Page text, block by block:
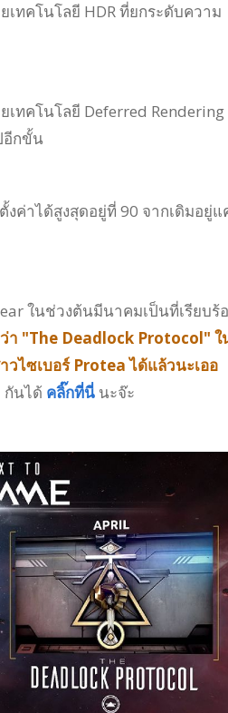
ทคโนโลยี HDR ที่ยกระดับความ
ทคโนโลยี Deferred Rendering
อีกขั้น
ค่าได้สูงสุดอยู่ที่ 90 จากเดิมอยู่แ
ในช่วงต้นมีนาคมเป็นที่เรียบร้
า "The Deadlock Protocol" ใ
ไซเบอร์ Protea ได้แล้วนะเออ
กันได้ คลิ๊กที่นี่นะจ๊ะ